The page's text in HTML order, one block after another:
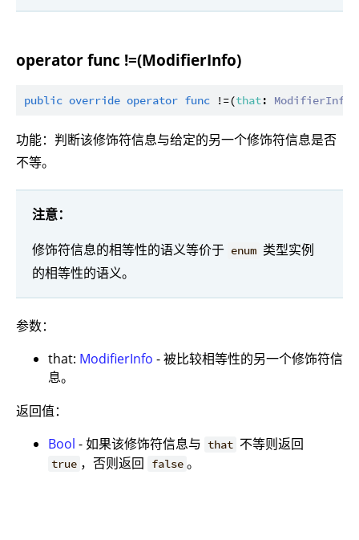
operator func !=(ModifierInfo)
public override operator func !=(that: ModifierInfo
功能：判断该修饰符信息与给定的另一个修饰符信息是否
不等。
注意：
修饰符信息的相等性的语义等价于 enum 类型实例
的相等性的语义。
参数：
that: ModifierInfo - 被比较相等性的另一个修饰符信
息。
返回值：
Bool - 如果该修饰符信息与 that 不等则返回
true ，否则返回 false 。